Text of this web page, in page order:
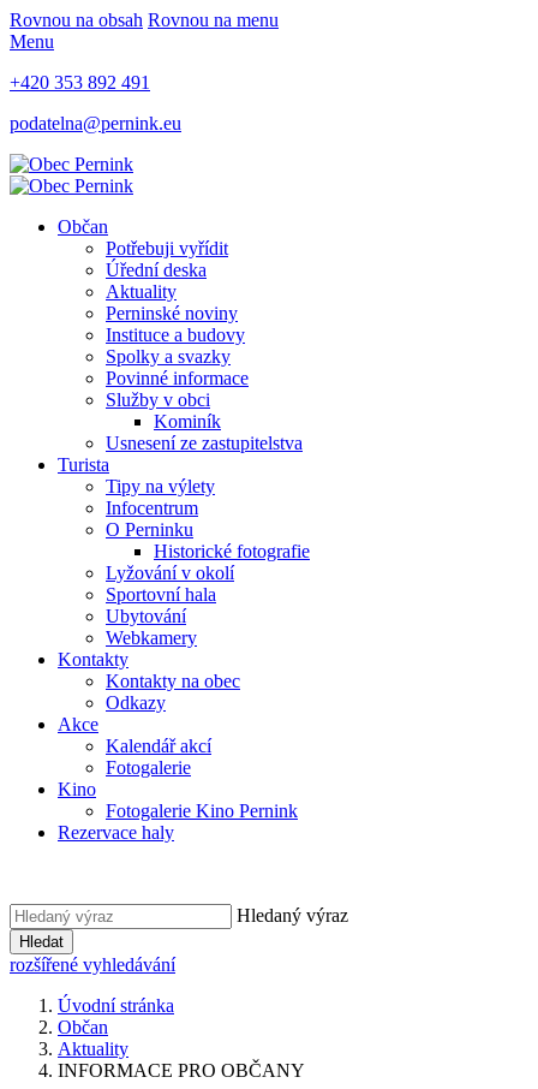
Rovnou na obsah Rovnou na menu
Menu
+420 353 892 491
podatelna@pernink.eu
Občan
Potřebuji vyřídit
Úřední deska
Aktuality
Perninské noviny
Instituce a budovy
Spolky a svazky
Povinné informace
Služby v obci
Kominík
Usnesení ze zastupitelstva
Turista
Tipy na výlety
Infocentrum
O Perninku
Historické fotografie
Lyžování v okolí
Sportovní hala
Ubytování
Webkamery
Kontakty
Kontakty na obec
Odkazy
Akce
Kalendář akcí
Fotogalerie
Kino
Fotogalerie Kino Pernink
Rezervace haly
Hledaný výraz
Hledat
rozšířené vyhledávání
Úvodní stránka
Občan
Aktuality
INFORMACE PRO OBČANY